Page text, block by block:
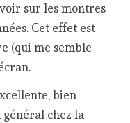
voir sur les montres
Cet effet est
(qui me semble
bien
général chez la